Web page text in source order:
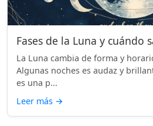
Fases de la Luna y cuándo
La Luna cambia de forma y
Algunas noches es audaz y
es una p...
Leer más →